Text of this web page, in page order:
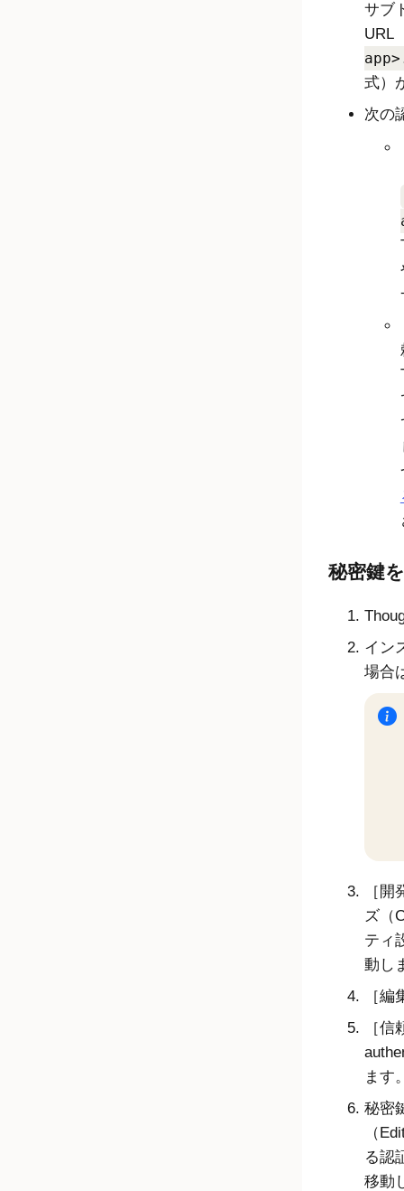
サブ
URL
式）
次の
秘密鍵
イン
場合
開
ズ（
ティ
動し
編
信
ます
秘密
（
る認
移動